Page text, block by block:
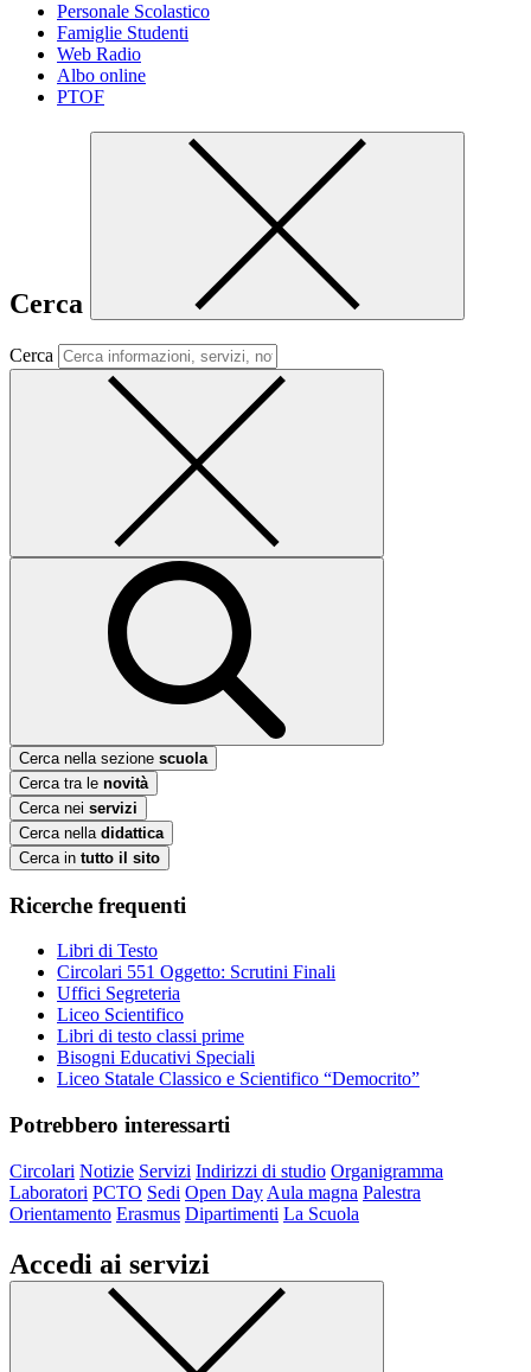
Personale Scolastico
Famiglie Studenti
Web Radio
Albo online
PTOF
Cerca
Cerca
Cerca nella sezione scuola
Cerca tra le novità
Cerca nei servizi
Cerca nella didattica
Cerca in tutto il sito
Ricerche frequenti
Libri di Testo
Circolari 551 Oggetto: Scrutini Finali
Uffici Segreteria
Liceo Scientifico
Libri di testo classi prime
Bisogni Educativi Speciali
Liceo Statale Classico e Scientifico “Democrito”
Potrebbero interessarti
Circolari Notizie Servizi Indirizzi di studio Organigramma
Laboratori PCTO Sedi Open Day Aula magna Palestra
Orientamento Erasmus Dipartimenti La Scuola
Accedi ai servizi